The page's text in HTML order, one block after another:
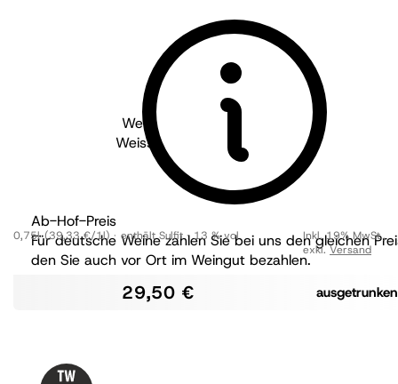
Weingut Gabel - Pfalz
Weissburgunder Kirchenstück
trocken
BIO
Ab-Hof-Preis
Für deutsche Weine zahlen Sie bei uns den gleichen
den Sie auch vor Ort im Weingut bezahlen.
0,75l (39,33 €/1l) enthält Sulfit 13 % vol
29,50 €
Inkl. 19% MwSt.,
exkl.Versand
ausgetrunken